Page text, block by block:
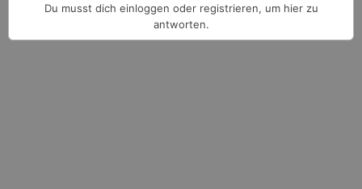
Du musst dich einloggen oder registrieren, um hier zu
antworten.